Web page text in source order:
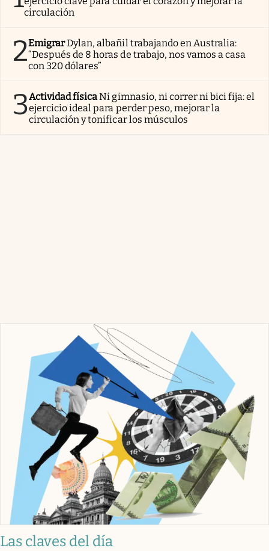
circulación
2EmigrarDylan, albañil trabajando en Australia:
“Después de 8 horas de trabajo, nos vamos a casa
con 320 dólares”
3Actividad físicaNi gimnasio, ni correr ni bici fija: el
ejercicio ideal para perder peso, mejorar la
circulación y tonificar los músculos
Las claves del día